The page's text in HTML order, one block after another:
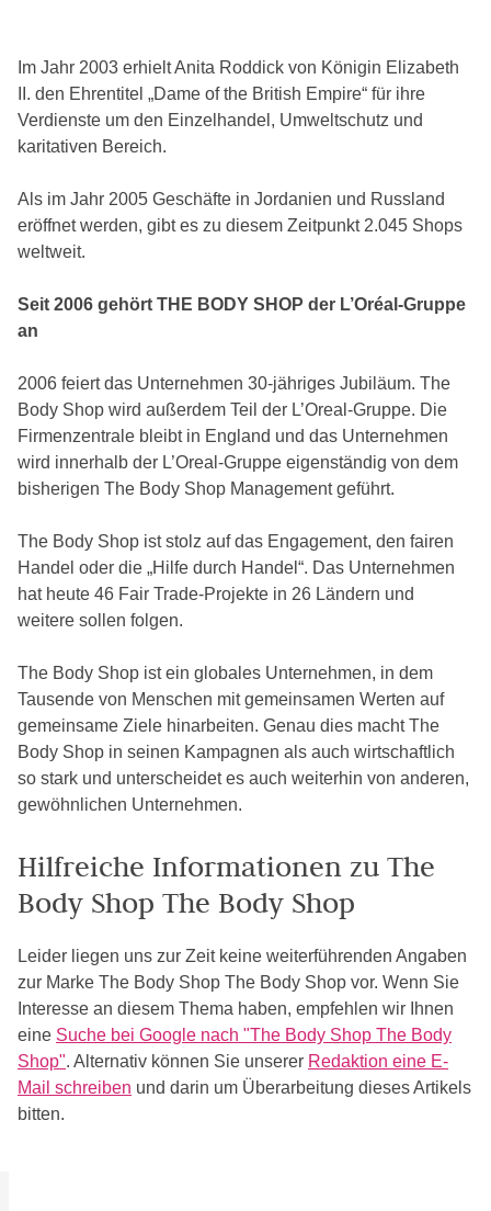
Im Jahr 2003 erhielt Anita Roddick von Königin Elizabeth
II. den Ehrentitel „Dame of the British Empire“ für ihre
Verdienste um den Einzelhandel, Umweltschutz und
karitativen Bereich.
Als im Jahr 2005 Geschäfte in Jordanien und Russland
eröffnet werden, gibt es zu diesem Zeitpunkt 2.045 Shops
weltweit.
Seit 2006 gehört THE BODY SHOP der L’Oréal-Gruppe
an
2006 feiert das Unternehmen 30-jähriges Jubiläum. The
Body Shop wird außerdem Teil der L’Oreal-Gruppe. Die
Firmenzentrale bleibt in England und das Unternehmen
wird innerhalb der L’Oreal-Gruppe eigenständig von dem
bisherigen The Body Shop Management geführt.
The Body Shop ist stolz auf das Engagement, den fairen
Handel oder die „Hilfe durch Handel“. Das Unternehmen
hat heute 46 Fair Trade-Projekte in 26 Ländern und
weitere sollen folgen.
The Body Shop ist ein globales Unternehmen, in dem
Tausende von Menschen mit gemeinsamen Werten auf
gemeinsame Ziele hinarbeiten. Genau dies macht The
Body Shop in seinen Kampagnen als auch wirtschaftlich
so stark und unterscheidet es auch weiterhin von anderen,
gewöhnlichen Unternehmen.
Hilfreiche Informationen zu The
Body Shop The Body Shop
Leider liegen uns zur Zeit keine weiterführenden Angaben
zur Marke The Body Shop The Body Shop vor. Wenn Sie
Interesse an diesem Thema haben, empfehlen wir Ihnen
eine Suche bei Google nach "The Body Shop The Body
Shop". Alternativ können Sie unserer Redaktion eine E-
Mail schreiben und darin um Überarbeitung dieses Artikels
bitten.